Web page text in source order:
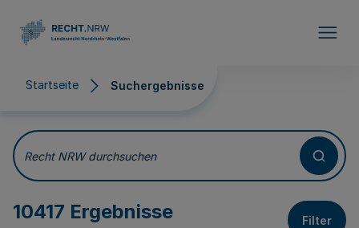
Startseite Suchergebnisse
Suchergebnisse
Recht NRW durchsuchen
10417 Ergebnisse Filter